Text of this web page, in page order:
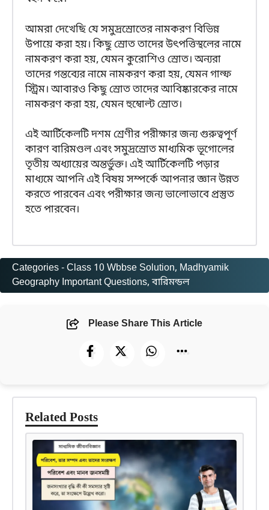
আমরা দেখেছি যে সমুদ্রস্রোতের নামকরণ বিভিন্ন
উপায়ে করা হয়। কিছু স্রোত তাদের উৎপত্তিস্থলের নামে
নামকরণ করা হয়, যেমন কুরোশিও স্রোত। অন্যরা
তাদের গন্তব্যের নামে নামকরণ করা হয়, যেমন গাল্ফ
স্ট্রিম। আবারও কিছু স্রোত তাদের আবিষ্কারকের নামে
নামকরণ করা হয়, যেমন হুম্বোল্ট স্রোত।
এই আর্টিকেলটি দশম শ্রেণীর পরীক্ষার জন্য গুরুত্বপূর্ণ
কারণ বারিমণ্ডল এবং সমুদ্রস্রোত মাধ্যমিক ভূগোলের
তৃতীয় অধ্যায়ের অন্তর্ভুক্ত। এই আর্টিকেলটি পড়ার
মাধ্যমে আপনি এই বিষয় সম্পর্কে আপনার জ্ঞান উন্নত
করতে পারবেন এবং পরীক্ষার জন্য ভালোভাবে প্রস্তুত
হতে পারবেন।
Categories -Class 10 Wbbse Solution, Madhyamik
Geography Important Questions, বারিমন্ডল
Please Share This Article
Related Posts